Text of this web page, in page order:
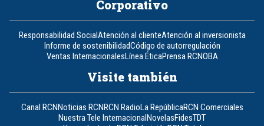
Corporativo
Responsabilidad SocialAtención al clienteAtención al inversionista
Informe de sostenibilidadCódigo de autorregulación
Ventas InternacionalesLínea ÉticaPrensa RCNOBA
Visite también
Canal RCNNoticias RCNRCN RadioLa RepúblicaRCN Comerciales
Nuestra Tele InternacionalNovelasFidesTDT